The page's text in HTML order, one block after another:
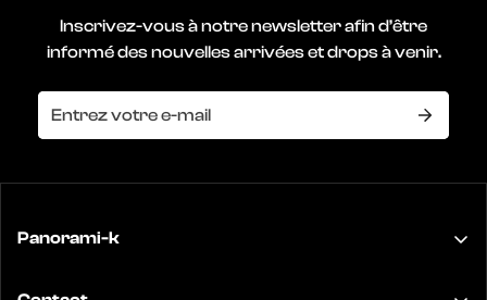
Inscrivez-vous à notre newsletter afin d’être
informédes nouvelles arrivées et drops à venir.
Panorami-k